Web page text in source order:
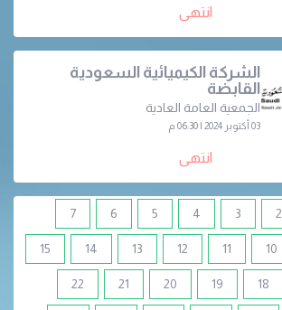
انتهى
الشركة الكيميائية السعودية
القابضة
الجمعية العامة العادية
03 أكتوبر 2024 | 06:30 م
انتهى
2
3
4
5
6
7
10
11
12
13
14
15
18
19
20
21
22